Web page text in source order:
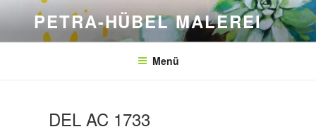
springen
PETRA-HÜBEL MALEREI
Menü
DEL AC 1733